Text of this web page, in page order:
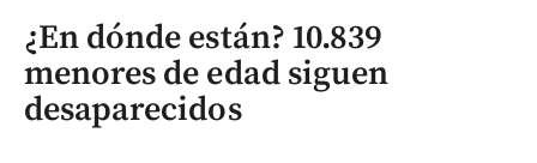
¿En dónde están? 10.839
menores de edad siguen
desaparecidos